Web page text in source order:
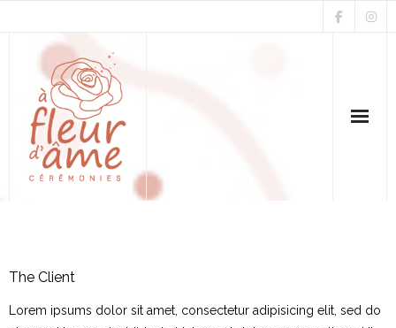
Parrainage
The Client
Lorem ipsums dolor sit amet, consectetur adipisicing elit, sed do